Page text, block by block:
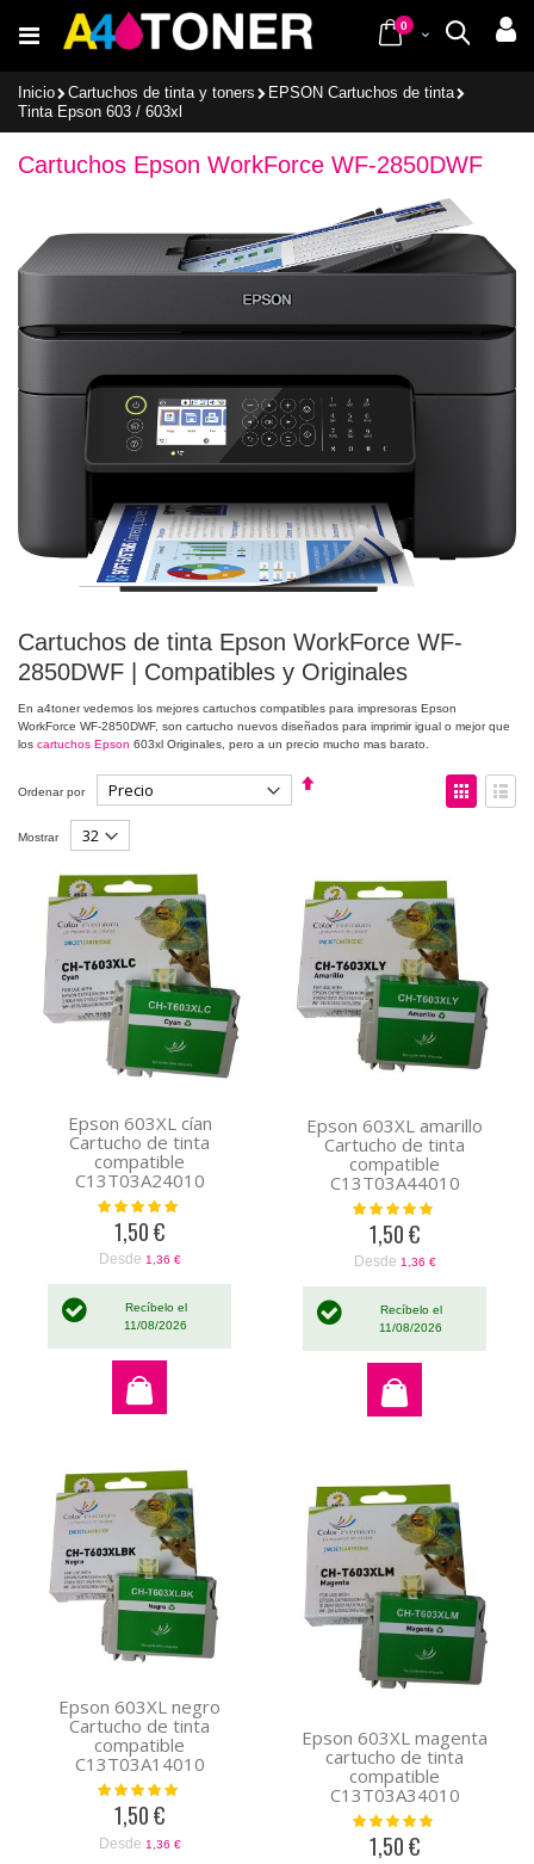
al
contenido
Buscar
Cart
0items
Inicio Cartuchos de tinta y toners
EPSON Cartuchos de tinta
Tinta Epson 603 / 603xl
Cartuchos Epson WorkForce WF-2850DWF
Cartuchos de tinta Epson WorkForce WF-
2850DWF | Compatibles y Originales
En a4toner vedemos los mejores cartuchos compatibles para impresoras Epson
WorkForce WF-2850DWF, son cartucho nuevos diseñados para imprimir igual o mejor que
los cartuchos Epson 603xl Originales, pero a un precio mucho mas barato.
Ordenar por
Fijar
Ver
como
Mostrar
Epson 603XL cían
Cartucho de tinta
compatible
C13T03A24010
Valoración:
1,50 €
Desde 1,36 €
Recíbelo el
11/08/2026
Epson 603XL amarillo
Cartucho de tinta
compatible
C13T03A44010
Valoración:
1,50 €
Desde 1,36 €
Recíbelo el
11/08/2026
Epson 603XL negro
Cartucho de tinta
compatible
C13T03A14010
Valoración:
1,50 €
Desde 1,36 €
Epson 603XL magenta
cartucho de tinta
compatible
C13T03A34010
Valoración:
1,50 €